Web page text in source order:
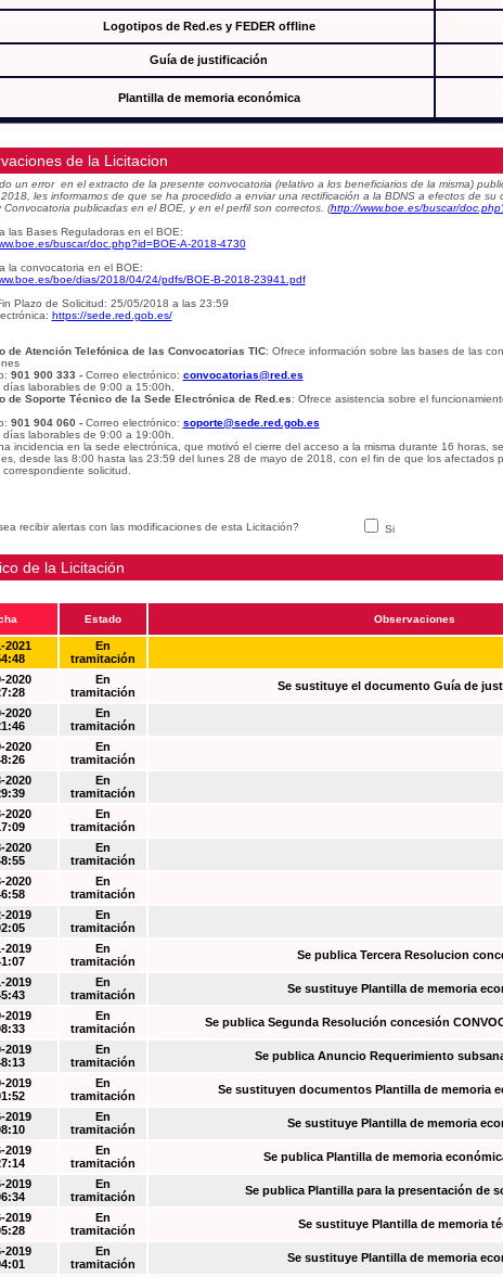
Logotipos de Red.es y FEDER offline
Guía de justificación
Plantilla de memoria económica
de la Licitacion
un error en el extracto de la presente convocatoria (relativo a los beneficiarios de la misma)
les informamos de que se ha procedido a enviar una rectificación a la BDNS a efectos de
Convocatoria publicadas en el BOE, y en el perfil son correctos. (http://www.boe.es/buscar/
las Bases Reguladoras en el BOE:
buscar/doc.php?id=BOE-A-2018-4730
la convocatoria en el BOE:
boe/dias/2018/04/24/pdfs/BOE-B-2018-23941.pdf
Plazo de Solicitud: 25/05/2018 a las 23:59
https://sede.red.gob.es/
de Atención Telefónica de las Convocatorias TIC: Ofrece información sobre las bases de las
901 900 333 - Correo electrónico: convocatorias@red.es
días laborables de 9:00 a 15:00h
de Soporte Técnico de la Sede Electrónica de Red.es: Ofrece asistencia sobre el
901 904 060 - Correo electrónico: soporte@sede.red.gob.es
días laborables de 9:00 a 19:00h.
incidencia en la sede electrónica, que motivó el cierre del acceso a la misma durante 16 horas,
desde las 8:00 hasta las 23:59 del lunes 28 de mayo de 2018, con el fin de que los afectados
solicitud.
recibir alertas con las modificaciones de esta Licitación? Si
de la Licitación
Estado Observaciones
2021
En
tramitación
2020
En
tramitación
Se sustituye el documento Guía de
2020
En
tramitación
2020
En
tramitación
2020
En
tramitación
2020
En
tramitación
2020
En
tramitación
2020
En
tramitación
2019
En
tramitación
2019
En
tramitación
Se publica Tercera Resolucion
2019
En
tramitación
Se sustituye Plantilla de memoria
2019
En
tramitación
Se publica Segunda Resolución concesión
2019
En
tramitación
Se publica Anuncio Requerimiento
2019
En
tramitación
Se sustituyen documentos Plantilla de memoria
2019
En
tramitación
Se sustituye Plantilla de memoria
2019
En
tramitación
Se publica Plantilla de memoria
2019
En
tramitación
Se publica Plantilla para la presentación de
2019
En
tramitación
Se sustituye Plantilla de memoria
2019
En
tramitación
Se sustituye Plantilla de memoria